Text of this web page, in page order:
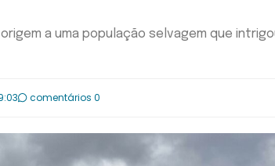
a uma população selvagem que
comentários 0